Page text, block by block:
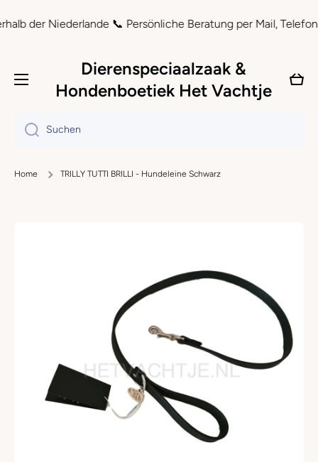
Direkt zum Inhalt
Niederlande 📞 Persönliche Beratung per Mail, Telefon
Dierenspeciaalzaak &
Hondenboetiek Het Vachtje
Suchen
Home TRILLY TUTTI BRILLI - Hundeleine Schwarz